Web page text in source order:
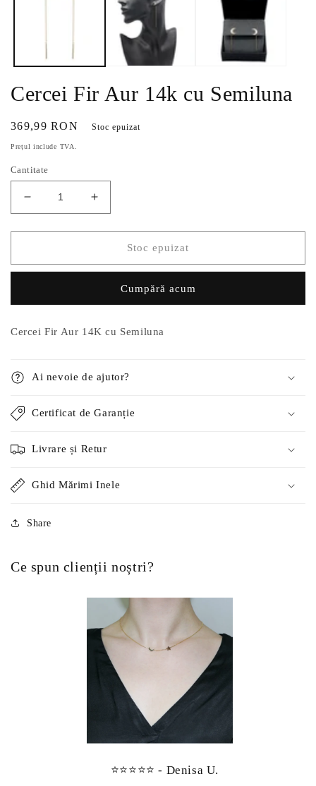
Cercei Fir Aur 14k cu Semiluna
Preț
obișnuit
369,99 RON Stoc epuizat
Prețul include TVA.
Cantitate
Reduceți
cantitatea
pentru
Fir
cu
Creșteți
cantitatea
pentru
Cercei
Fir
cu
Stoc epuizat
Cumpără acum
Cercei Fir Aur 14K cu Semiluna
Ai nevoie de ajutor?
Certificat de Garanție
Livrare și Retur
Ghid Mărimi Inele
Share
Ce spun clienții noștri?
⭐⭐⭐⭐⭐ - Denisa U.